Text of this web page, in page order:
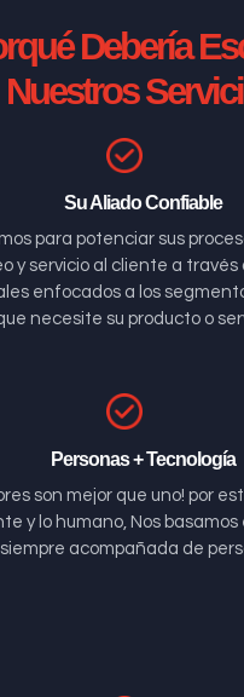
Debería
Nuestros
Su Aliado Confiable
para potenciar sus
y servicio al cliente a través
enfocados a los
necesite su producto o
Personas + Tecnología
son mejor que uno! por
y lo humano, Nos
siempre acompañada de